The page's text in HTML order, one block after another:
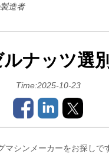
造者
ルナッツ選
Time:2025-10-23